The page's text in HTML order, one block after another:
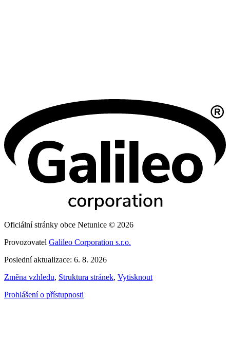
Oficiální stránky obce Netunice © 2026
Provozovatel Galileo Corporation s.r.o.
Poslední aktualizace: 6. 8. 2026
Změna vzhledu, Struktura stránek, Vytisknout
Prohlášení o přístupnosti